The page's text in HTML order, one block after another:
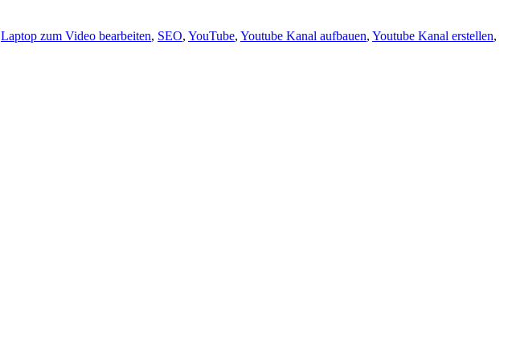
Laptop zum Video bearbeiten, SEO, YouTube, Youtube Kanal aufbauen, Youtube Kanal erstellen,